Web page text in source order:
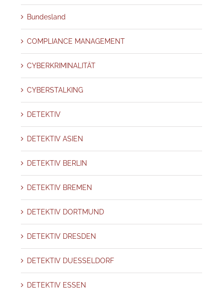
Bundesland
COMPLIANCE MANAGEMENT
CYBERKRIMINALITÄT
CYBERSTALKING
DETEKTIV
DETEKTIV ASIEN
DETEKTIV BERLIN
DETEKTIV BREMEN
DETEKTIV DORTMUND
DETEKTIV DRESDEN
DETEKTIV DUESSELDORF
DETEKTIV ESSEN